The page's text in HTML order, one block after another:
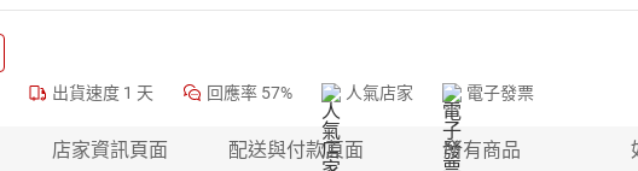
出貨速度 1 天 回應率 57% 人氣店家 電子發票
店家資訊頁面 配送與付款頁面 所有商品